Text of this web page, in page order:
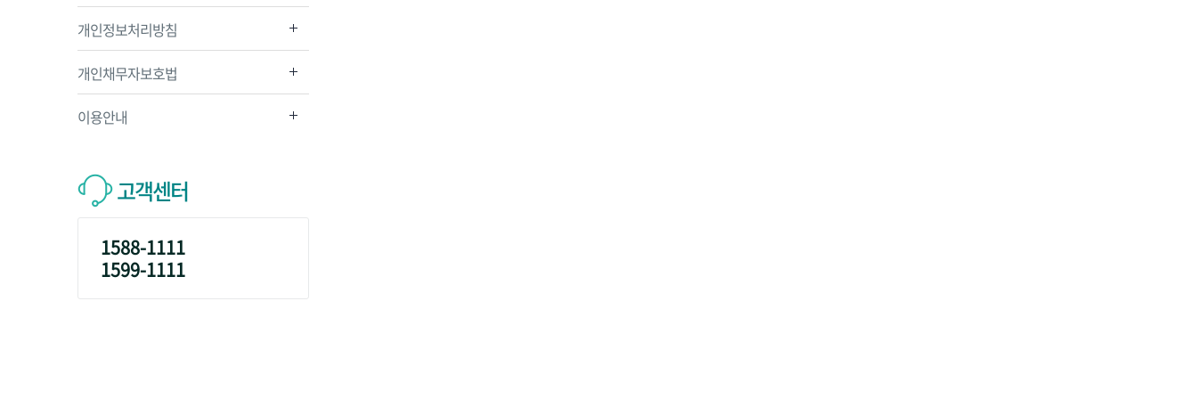
개인정보처리방침
개인채무자보호법
이용안내
고객센터
1588-1111
1599-1111